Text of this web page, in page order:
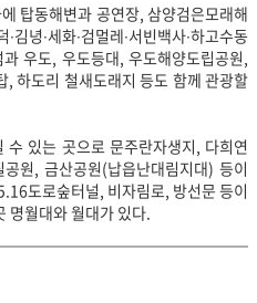
탑동해변과 공연장, 삼양검은모래해
녕∙세화∙검멀레∙서빈백사∙하고수동
우도, 우도등대, 우도해양도립공원,
하도리 철새도래지 등도 함께 관광할
있는 곳으로 문주란자생지, 다희연
원, 금산공원(납읍난대림지대) 등이
도로숲터널, 비자림로, 방선문 등이
명월대와 월대가 있다.